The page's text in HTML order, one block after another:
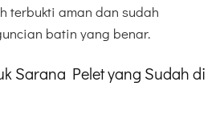
terbukti aman dan sudah
batin yang benar.
Sarana Pelet yang Sudah di